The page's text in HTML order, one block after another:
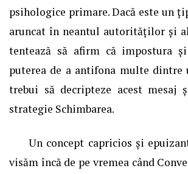
psihologice primare. Dacă este un
aruncat în neantul autorităților și
tentează să afirm că impostura
puterea de a antifona multe dintre
trebui să decripteze acest mesaj
strategie Schimbarea.
Un concept capricios și
visăm încă de pe vremea când